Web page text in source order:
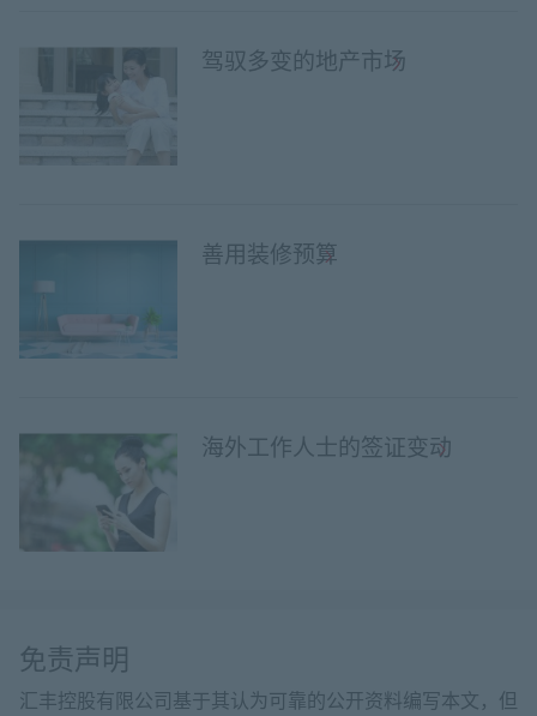
驾驭多变的地产市场
善用装修预算
海外工作人士的签证变动
免责声明
汇丰控股有限公司基于其认为可靠的公开资料编写本文，但